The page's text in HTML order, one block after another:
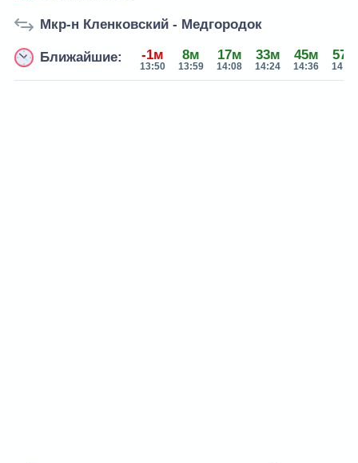
Мкр-н Кленковский - Медгородок
Ближайшие: -1м
13:50
8м
13:59
17м
14:08
33м
14:24
45м
14:36
57м
14:48